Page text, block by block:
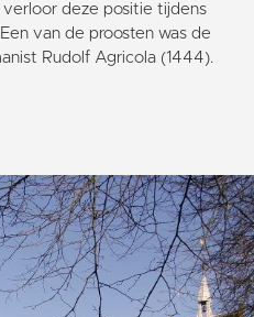
deze positie tijdens
van de proosten was de
Rudolf Agricola (1444).